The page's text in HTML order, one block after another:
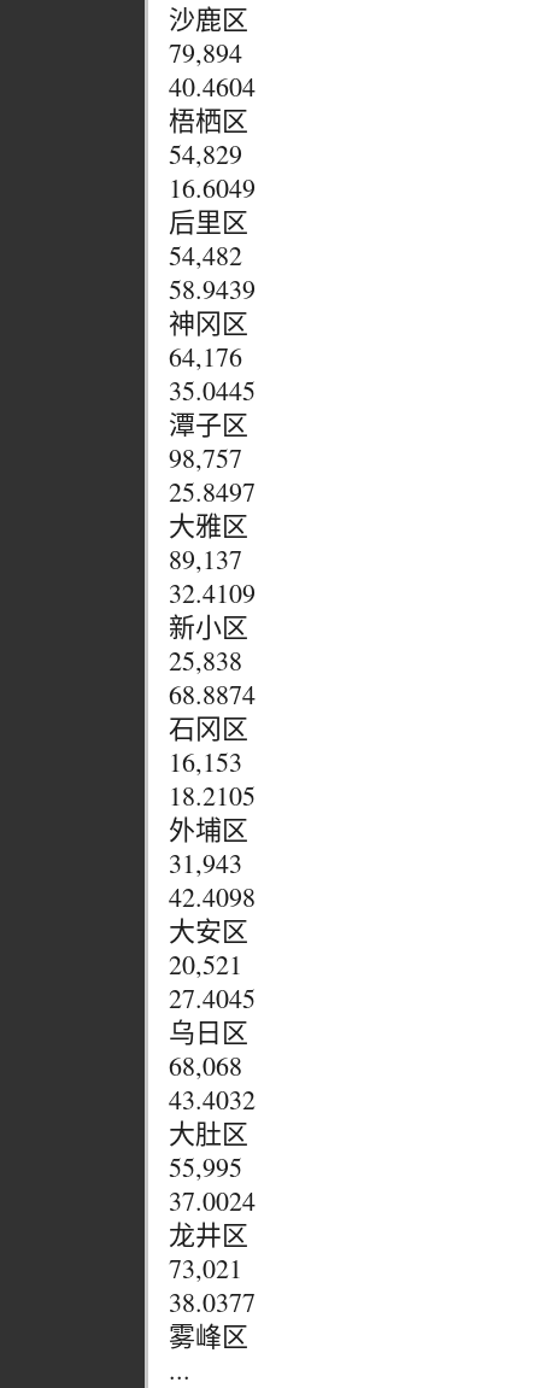
沙鹿区
79,894
40.4604
梧栖区
54,829
16.6049
后里区
54,482
58.9439
神冈区
64,176
35.0445
潭子区
98,757
25.8497
大雅区
89,137
32.4109
新小区
25,838
68.8874
石冈区
16,153
18.2105
外埔区
31,943
42.4098
大安区
20,521
27.4045
乌日区
68,068
43.4032
大肚区
55,995
37.0024
龙井区
73,021
38.0377
雾峰区
...